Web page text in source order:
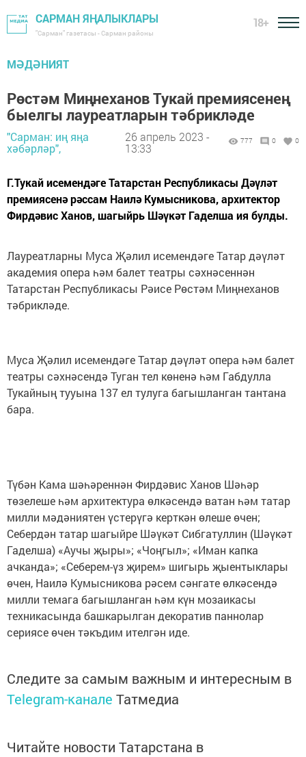
САРМАН ЯҢАЛЫКЛАРЫ
"Сарман" газетасы - Сарман районы
18+
МӘДӘНИЯТ
Рөстәм Миңнеханов Тукай премиясенең
быелгы лауреатларын тәбрикләде
"Сарман: иң яңа
хәбәрләр",
26 апрель 2023 -
13:33
777 0 0
Г.Тукай исемендәге Татарстан Республикасы Дәүләт
премиясенә рәссам Наилә Кумысникова, архитектор
Фирдәвис Ханов, шагыйрь Шәүкәт Гаделша ия булды.
Лауреатларны Муса Җәлил исемендәге Татар дәүләт
академия опера һәм балет театры сәхнәсеннән
Татарстан Республикасы Рәисе Рөстәм Миңнеханов
тәбрикләде.
Муса Җәлил исемендәге Татар дәүләт опера һәм балет
театры сәхнәсендә Туган тел көненә һәм Габдулла
Тукайның тууына 137 ел тулуга багышланган тантана
бара.
Түбән Кама шәһәреннән Фирдәвис Ханов Шәһәр
төзелеше һәм архитектура өлкәсендә ватан һәм татар
милли мәдәниятен үстерүгә керткән өлеше өчен;
Себердән татар шагыйре Шәүкәт Сибгатуллин (Шәүкәт
Гаделша) «Аучы җыры»; «Чоңгыл»; «Иман капка
ачканда»; «Себерем-үз җирем» шигырь җыентыклары
өчен, Наилә Кумысникова рәсем сәнгате өлкәсендә
милли темага багышланган һәм күн мозаикасы
техникасында башкарылган декоратив паннолар
сериясе өчен тәкъдим ителгән иде.
Следите за самым важным и интересным в
Telegram-канале Татмедиа
Читайте новости Татарстана в